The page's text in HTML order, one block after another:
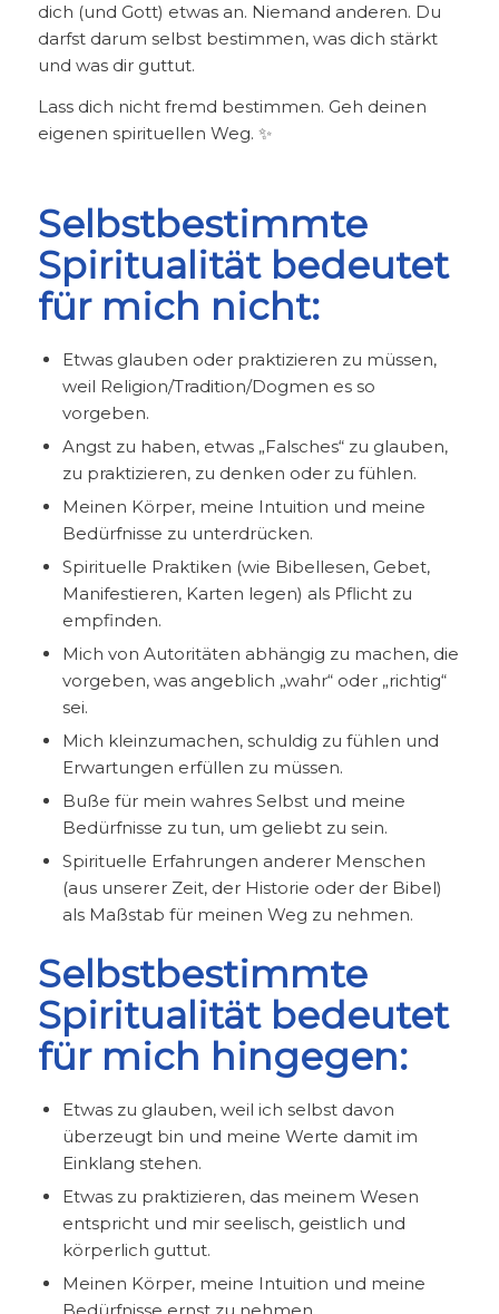
dich (und Gott) etwas an. Niemand anderen. Du
darfst darum selbst bestimmen, was dich stärkt
und was dir guttut.
Lass dich nicht fremd bestimmen. Geh deinen
eigenen spirituellen Weg. ✨
Selbstbestimmte
Spiritualität bedeutet
für mich nicht:
Etwas glauben oder praktizieren zu müssen,
weil Religion/Tradition/Dogmen es so
vorgeben.
Angst zu haben, etwas „Falsches“ zu glauben,
zu praktizieren, zu denken oder zu fühlen.
Meinen Körper, meine Intuition und meine
Bedürfnisse zu unterdrücken.
Spirituelle Praktiken (wie Bibellesen, Gebet,
Manifestieren, Karten legen) als Pflicht zu
empfinden.
Mich von Autoritäten abhängig zu machen, die
vorgeben, was angeblich „wahr“ oder „richtig“
sei.
Mich kleinzumachen, schuldig zu fühlen und
Erwartungen erfüllen zu müssen.
Buße für mein wahres Selbst und meine
Bedürfnisse zu tun, um geliebt zu sein.
Spirituelle Erfahrungen anderer Menschen
(aus unserer Zeit, der Historie oder der Bibel)
als Maßstab für meinen Weg zu nehmen.
Selbstbestimmte
Spiritualität bedeutet
für mich hingegen:
Etwas zu glauben, weil ich selbst davon
überzeugt bin und meine Werte damit im
Einklang stehen.
Etwas zu praktizieren, das meinem Wesen
entspricht und mir seelisch, geistlich und
körperlich guttut.
Meinen Körper, meine Intuition und meine